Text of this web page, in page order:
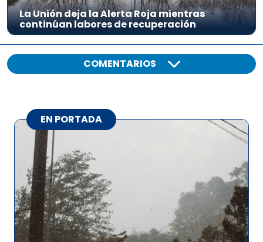
La Unión deja la Alerta Roja mientras
continúan labores de recuperación
COMENTARIOS
EN PORTADA